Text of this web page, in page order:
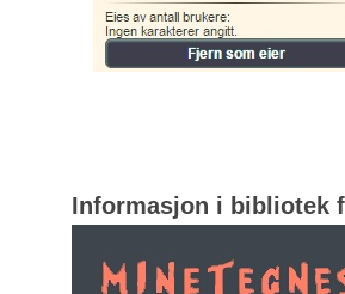
Informasjon i bibliotek